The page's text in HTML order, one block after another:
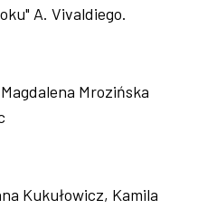
A. Vivaldiego.
Mrozińska
Kukułowicz, Kamila